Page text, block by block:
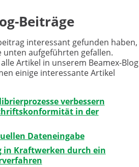
Beiträge
interessant gefunden haben,
unten aufgeführten gefallen.
Artikel in unserem Beamex-Blog
einige interessante Artikel
verbessern
in der
Dateneingabe
in Kraftwerken durch ein